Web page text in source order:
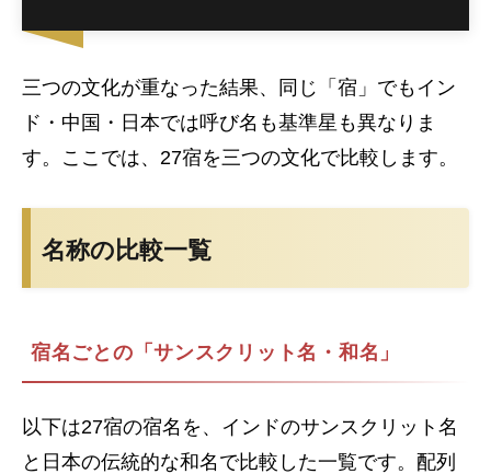
三つの文化が重なった結果、同じ「宿」でもイン
ド・中国・日本では呼び名も基準星も異なりま
す。ここでは、27宿を三つの文化で比較します。
名称の比較一覧
宿名ごとの「サンスクリット名・和名」
以下は27宿の宿名を、インドのサンスクリット名
と日本の伝統的な和名で比較した一覧です。配列